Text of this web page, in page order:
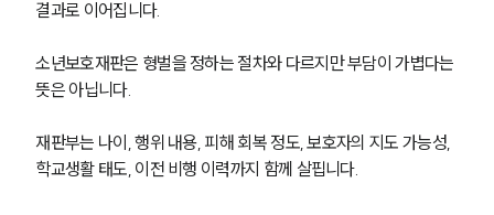
결과로 이어집니다.
소년보호재판은 형벌을 정하는 절차와 다르지만 부담이 가볍다는
뜻은 아닙니다.
재판부는 나이, 행위 내용, 피해 회복 정도, 보호자의 지도 가능성,
학교생활 태도, 이전 비행 이력까지 함께 살핍니다.